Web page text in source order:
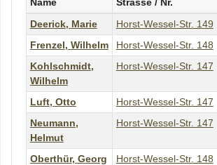
Deerick, Marie
Horst-Wessel-Str. 149
Frenzel, Wilhelm
Horst-Wessel-Str. 148
Kohlschmidt,
Wilhelm
Horst-Wessel-Str. 147
Luft, Otto
Horst-Wessel-Str. 147
Neumann,
Helmut
Horst-Wessel-Str. 147
Oberthür, Georg
Horst-Wessel-Str. 148